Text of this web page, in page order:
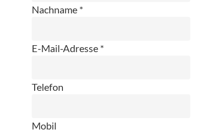
Nachname *
E-Mail-Adresse *
Telefon
Mobil